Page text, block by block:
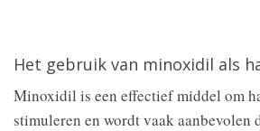
Het gebruik van minoxidil als
Minoxidil is een effectief middel om
stimuleren en wordt vaak aanbevolen